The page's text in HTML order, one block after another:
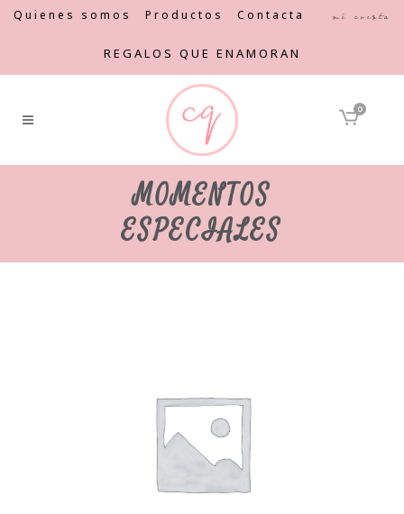
Quienes somos Productos Contacta Mi cuenta
REGALOS QUE ENAMORAN
0
MOMENTOS
ESPECIALES